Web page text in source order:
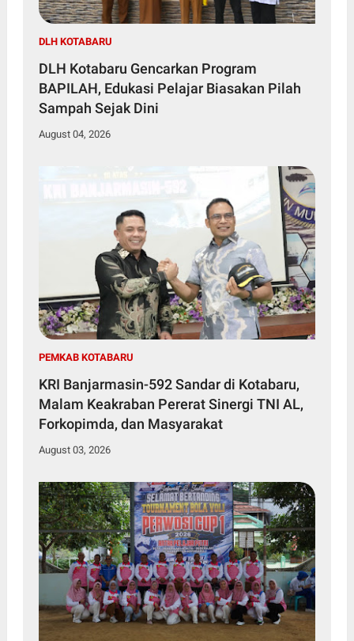
DLH KOTABARU
DLH Kotabaru Gencarkan Program
BAPILAH, Edukasi Pelajar Biasakan Pilah
Sampah Sejak Dini
August 04, 2026
PEMKAB KOTABARU
KRI Banjarmasin-592 Sandar di Kotabaru,
Malam Keakraban Pererat Sinergi TNI AL,
Forkopimda, dan Masyarakat
August 03, 2026